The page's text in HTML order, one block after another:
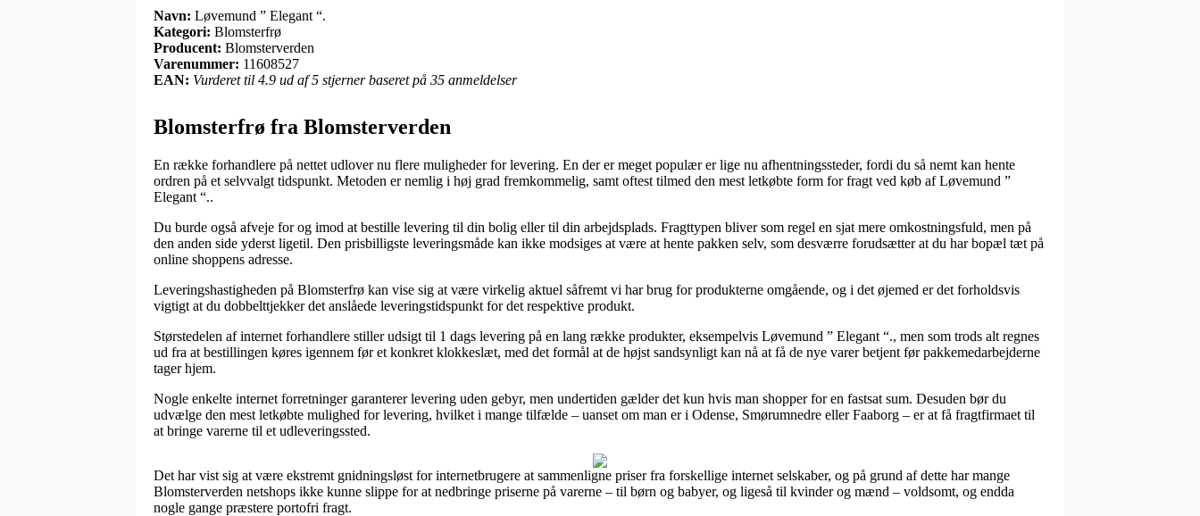
Navn: Løvemund ” Elegant “.
Kategori: Blomsterfrø
Producent: Blomsterverden
Varenummer: 11608527
EAN: Vurderet til 4.9 ud af 5 stjerner baseret på 35 anmeldelser
Blomsterfrø fra Blomsterverden
En række forhandlere på nettet udlover nu flere muligheder for levering. En der er meget populær er lige nu afhentningssteder, fordi du så nemt kan hente
ordren på et selvvalgt tidspunkt. Metoden er nemlig i høj grad fremkommelig, samt oftest tilmed den mest letkøbte form for fragt ved køb af Løvemund ”
Elegant “..
Du burde også afveje for og imod at bestille levering til din bolig eller til din arbejdsplads. Fragttypen bliver som regel en sjat mere omkostningsfuld, men på
den anden side yderst ligetil. Den prisbilligste leveringsmåde kan ikke modsiges at være at hente pakken selv, som desværre forudsætter at du har bopæl tæt på
online shoppens adresse.
Leveringshastigheden på Blomsterfrø kan vise sig at være virkelig aktuel såfremt vi har brug for produkterne omgående, og i det øjemed er det forholdsvis
vigtigt at du dobbelttjekker det anslåede leveringstidspunkt for det respektive produkt.
Størstedelen af internet forhandlere stiller udsigt til 1 dags levering på en lang række produkter, eksempelvis Løvemund ” Elegant “., men som trods alt regnes
ud fra at bestillingen køres igennem før et konkret klokkeslæt, med det formål at de højst sandsynligt kan nå at få de nye varer betjent før pakkemedarbejderne
tager hjem.
Nogle enkelte internet forretninger garanterer levering uden gebyr, men undertiden gælder det kun hvis man shopper for en fastsat sum. Desuden bør du
udvælge den mest letkøbte mulighed for levering, hvilket i mange tilfælde – uanset om man er i Odense, Smørumnedre eller Faaborg – er at få fragtfirmaet til
at bringe varerne til et udleveringssted.
Det har vist sig at være ekstremt gnidningsløst for internetbrugere at sammenligne priser fra forskellige internet selskaber, og på grund af dette har mange
Blomsterverden netshops ikke kunne slippe for at nedbringe priserne på varerne – til børn og babyer, og ligeså til kvinder og mænd – voldsomt, og endda
nogle gange præstere portofri fragt.